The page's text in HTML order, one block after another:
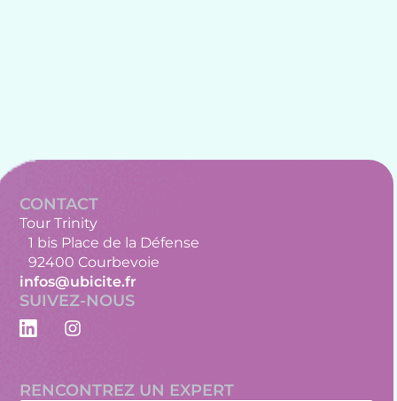
CONTACT
Tour Trinity
1 bis Place de la Défense
92400 Courbevoie
infos@ubicite.fr
SUIVEZ-NOUS
RENCONTREZ UN EXPERT